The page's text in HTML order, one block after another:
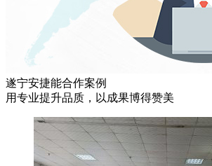
遂宁安捷能合作案例
用专业提升品质，以成果博得赞美